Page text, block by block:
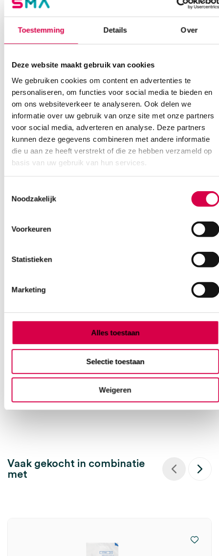
Toestemming Details Over
Deze website maakt gebruik van cookies
We gebruiken cookies om content en advertenties te
personaliseren, om functies voor social media te bieden en
om ons websiteverkeer te analyseren. Ook delen we
informatie over uw gebruik van onze site met onze partners
voor social media, adverteren en analyse. Deze partners
kunnen deze gegevens combineren met andere informatie
die u aan ze heeft verstrekt of die ze hebben verzameld op
basis van uw gebruik van hun services.
Noodzakelijk
Voorkeuren
Statistieken
Marketing
Alles toestaan
Selectie toestaan
Weigeren
08:30 tot 17:00
Ook interessant
Histofreezer cryochirurgie, medium, 2x 80ml
gasfles, 52x 5mm applicators
Vaak gekocht in combinatie
met